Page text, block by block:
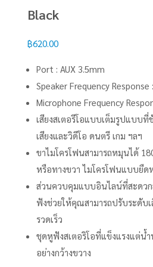
Black
฿620.00
Port : AUX 3.5mm
Speaker Frequency Response
Microphone Frequency
เสียงสเตอรีโอแบบเต็มรูปแบบที่
เสียงและวิดีโอ ดนตรี เกม ฯลฯ
ขาไมโครโฟนสามารถหมุนได้
หรือทางขวา ไมโครโฟนแบบยืด
ส่วนควบคุมแบบอินไลน์ที่สะดว
ฟังช่วยให้คุณสามารถปรับระดับเ
รวดเร็ว
ชุดหูฟังสเตอริโอที่แข็งแรงแต่น้
อย่างกว้างขวาง